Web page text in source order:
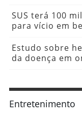
SUS terá 100
para vício em
Estudo sobre
da doença em
Entretenimento